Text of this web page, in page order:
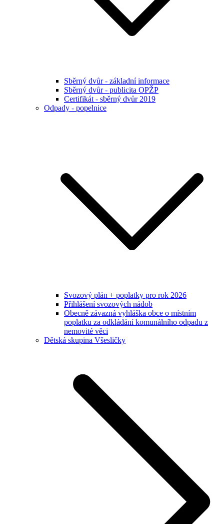
Sběrný dvůr - základní informace
Sběrný dvůr - publicita OPŽP
Certifikát - sběrný dvůr 2019
Odpady - popelnice
Svozový plán + poplatky pro rok 2026
Přihlášení svozových nádob
Obecně závazná vyhláška obce o místním
poplatku za odkládání komunálního odpadu z
nemovité věci
Dětská skupina Všesličky